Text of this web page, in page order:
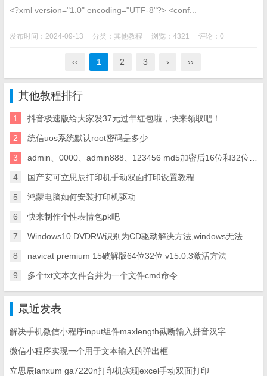
<?xml version="1.0" encoding="UTF-8"?> <conf...
发布时间：2024-09-13 分类： 其他教程 浏览：4321 评论：0
‹‹ 1 2 3 › ››
其他教程排行
1 抖音极速版给大家发37元过年红包啦，快来领取吧！
2 统信uos系统默认root密码是多少
3 admin、0000、admin888、123456 md5加密后16位和32位代码
4 国产安可立思辰打印机手动双面打印设置教程
5 鸿蒙电脑如何安装打印机驱动
6 快来制作个性表情包pk吧
7 Windows10 DVDRW识别为CD驱动解决方法,windows无法读取驱动器E:\中的光盘解决方法
8 navicat premium 15破解版64位32位 v15.0.3激活方法
9 多个txt文本文件合并为一个文件cmd命令
最近发表
解决手机微信小程序input组件maxlength截断输入拼音汉字
微信小程序实现一个用于文本输入的弹出框
立思辰lanxum ga7220n打印机实现excel手动双面打印